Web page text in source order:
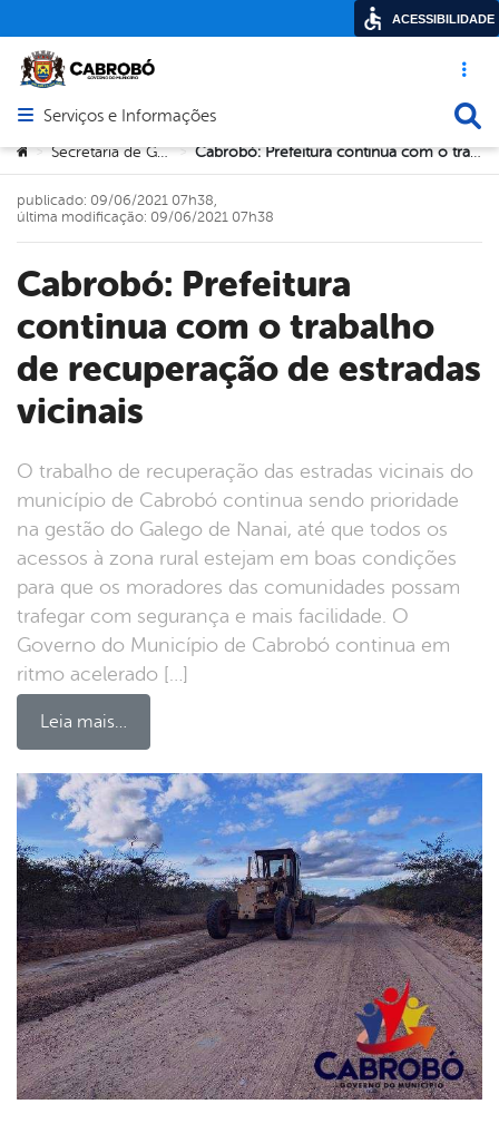
Acesso
Abrir menu principal de navegação
Serviços e Informações
Você está aqui:
> Secretaria de Governo > Cabrobó: Prefeitura continua com o trabalho de recuperação de estradas vicinais
Cabrobó: Prefeitura
continua com o trabalho
de recuperação de estradas
vicinais
O trabalho de recuperação das estradas vicinais do
município de Cabrobó continua sendo prioridade
na gestão do Galego de Nanai, até que todos os
acessos à zona rural estejam em boas condições
para que os moradores das comunidades possam
trafegar com segurança e mais facilidade. O
Governo do Município de Cabrobó continua em
ritmo acelerado […]
Leia mais…
publicado: 09/06/2021 07h38,
última modificação: 09/06/2021 07h38
ACESSIBILIDADE